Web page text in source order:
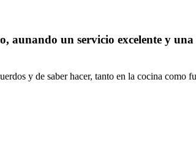
aunando un servicio excelente y
y de saber hacer, tanto en la cocina como